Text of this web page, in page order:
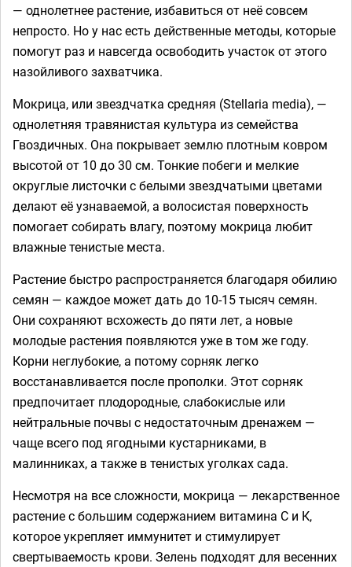
— однолетнее растение, избавиться от неё совсем
непросто. Но у нас есть действенные методы, которые
помогут раз и навсегда освободить участок от этого
назойливого захватчика.
Мокрица, или звездчатка средняя (Stellaria media), —
однолетняя травянистая культура из семейства
Гвоздичных. Она покрывает землю плотным ковром
высотой от 10 до 30 см. Тонкие побеги и мелкие
округлые листочки с белыми звездчатыми цветами
делают её узнаваемой, а волосистая поверхность
помогает собирать влагу, поэтому мокрица любит
влажные тенистые места.
Растение быстро распространяется благодаря обилию
семян — каждое может дать до 10-15 тысяч семян.
Они сохраняют всхожесть до пяти лет, а новые
молодые растения появляются уже в том же году.
Корни неглубокие, а потому сорняк легко
восстанавливается после прополки. Этот сорняк
предпочитает плодородные, слабокислые или
нейтральные почвы с недостаточным дренажем —
чаще всего под ягодными кустарниками, в
малинниках, а также в тенистых уголках сада.
Несмотря на все сложности, мокрица — лекарственное
растение с большим содержанием витамина С и К,
которое укрепляет иммунитет и стимулирует
свертываемость крови. Зелень подходят для весенних